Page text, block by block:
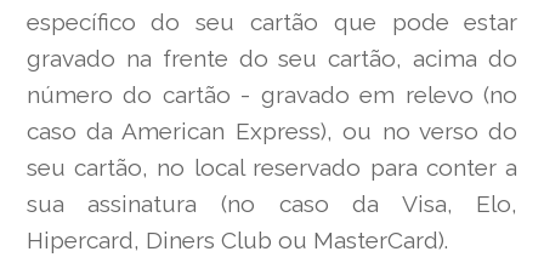
específico do seu cartão que pode estar
gravado na frente do seu cartão, acima do
número do cartão - gravado em relevo (no
caso da American Express), ou no verso do
seu cartão, no local reservado para conter a
sua assinatura (no caso da Visa, Elo,
Hipercard, Diners Club ou MasterCard).